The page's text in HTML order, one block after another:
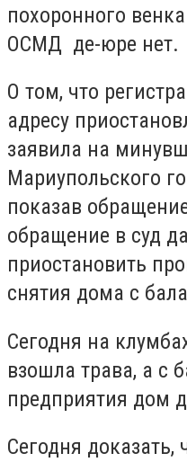
похоронного
ОСМД де-юре нет.
О том, что
адресу
заявила на
Мариупольского
показав
обращение в суд
приостановить
снятия дома с
Сегодня на
взошла трава, а с
предприятия дом
Сегодня доказать,